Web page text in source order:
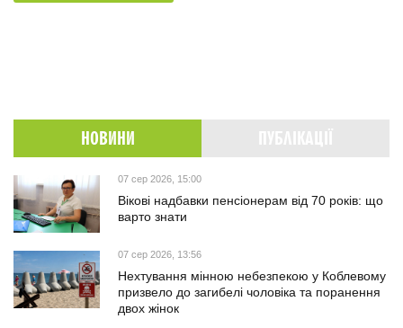
НОВИНИ
07 сер 2026, 15:00
Вікові надбавки пенсіонерам від 70 років: що
варто знати
07 сер 2026, 13:56
Нехтування мінною небезпекою у Коблевому
призвело до загибелі чоловіка та поранення
двох жінок